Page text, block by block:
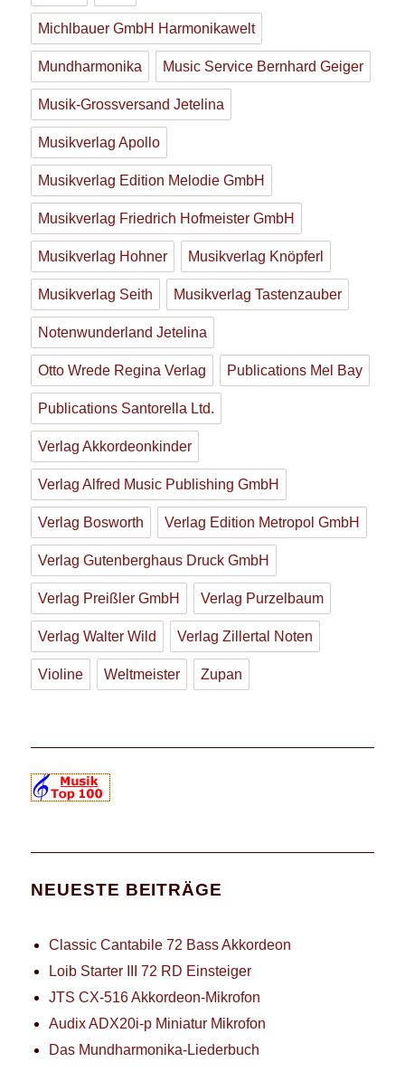
Michlbauer GmbH Harmonikawelt
Mundharmonika Music Service Bernhard Geiger
Musik-Grossversand Jetelina
Musikverlag Apollo
Musikverlag Edition Melodie GmbH
Musikverlag Friedrich Hofmeister GmbH
Musikverlag Hohner Musikverlag Knöpferl
Musikverlag Seith Musikverlag Tastenzauber
Notenwunderland Jetelina
Otto Wrede Regina Verlag Publications Mel Bay
Publications Santorella Ltd.
Verlag Akkordeonkinder
Verlag Alfred Music Publishing GmbH
Verlag Bosworth Verlag Edition Metropol GmbH
Verlag Gutenberghaus Druck GmbH
Verlag Preißler GmbH Verlag Purzelbaum
Verlag Walter Wild Verlag Zillertal Noten
Violine Weltmeister Zupan
NEUESTE BEITRÄGE
Classic Cantabile 72 Bass Akkordeon
Loib Starter III 72 RD Einsteiger
JTS CX-516 Akkordeon-Mikrofon
Audix ADX20i-p Miniatur Mikrofon
Das Mundharmonika-Liederbuch